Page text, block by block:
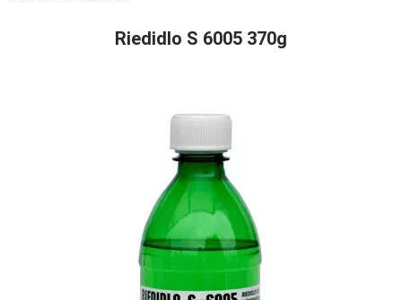
Riedidlo S 6005 370g